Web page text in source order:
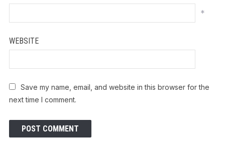
*
WEBSITE
Save my name, email, and website in this browser for the
next time I comment.